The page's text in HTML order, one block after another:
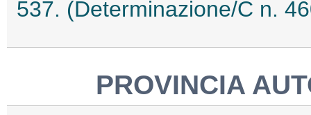
537. (Determinazione/C n.
PROVINCIA